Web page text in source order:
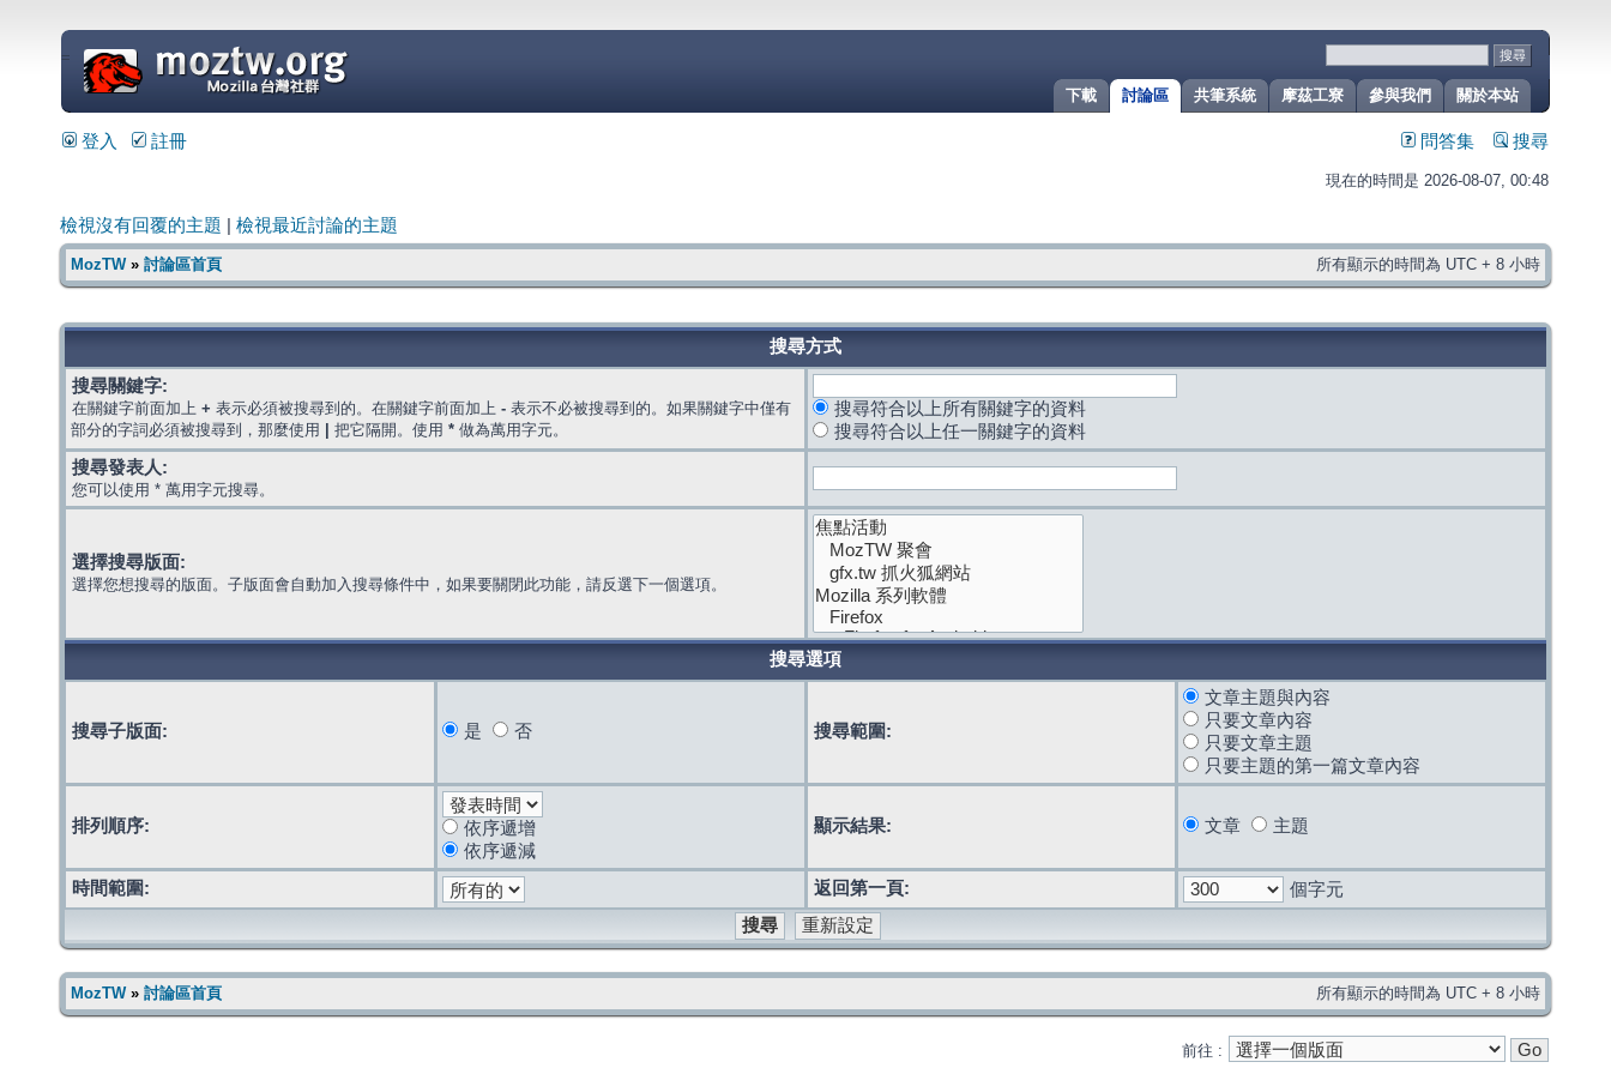
關於本站
參與我們
摩茲工寮
共筆系統
討論區
下載
=
登入 註冊 問答集 搜尋
現在的時間是 2026-08-07, 00:48
檢視沒有回覆的主題 檢視最近討論的主題
MozTW» 討論區首頁 所有顯示的時間為 UTC + 8 小時
搜尋方式
搜尋關鍵字:
在關鍵字前面加上 + 表示必須被搜尋到的。在關鍵字前面加上 - 表示不必被搜尋到的。如果關鍵字中僅有
部分的字詞必須被搜尋到，那麼使用
把它隔開。使用 * 做為萬用字元。
搜尋符合以上所有關鍵字的資料
搜尋符合以上任一關鍵字的資料
搜尋發表人:
您可以使用 * 萬用字元搜尋。
選擇搜尋版面:
選擇您想搜尋的版面。子版面會自動加入搜尋條件中，如果要關閉此功能，請反選下一個選項。
搜尋選項
搜尋子版面: 是 否 搜尋範圍:
文章主題與內容
只要文章內容
只要文章主題
只要主題的第一篇文章內容
排列順序:
依序遞增
依序遞減
顯示結果: 文章 主題
時間範圍: 返回第一頁: 個字元
MozTW» 討論區首頁 所有顯示的時間為 UTC + 8 小時
前往 :